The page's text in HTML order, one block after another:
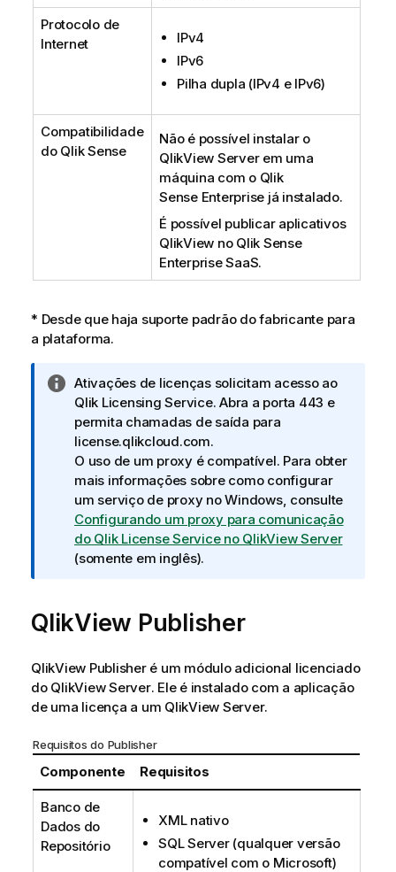
Protocolo de
Internet
IPv4
IPv6
Pilha dupla (IPv4 e IPv6)
Compatibilidade
do Qlik Sense
Não é possível instalar o
QlikView Serverem uma
máquina com o Qlik
Sense Enterprise já instalado.
É possível publicar aplicativos
QlikView no Qlik Sense
Enterprise SaaS.
* Desde que haja suporte padrão do fabricante para
a plataforma.
N
o
t
a
i
n
f
o
r
m
i
v
Ativações de licenças solicitam acesso ao
Qlik Licensing Service. Abra a porta 443 e
permita chamadas de saída para
license.qlikcloud.com.
O uso de um proxy é compatível. Para obter
mais informações sobre como configurar
um serviço de proxy no Windows, consulte
Configurando um proxy para comunicação
do Qlik License Service no QlikView Server
(somente em inglês).
QlikView Publisher
QlikView Publisheré um módulo adicional licenciado
do QlikView Server. Ele é instalado com a aplicação
de uma licença a um QlikView Server.
Requisitos do Publisher
Componente Requisitos
Banco de
Dados do
Repositório
XML nativo
SQL Server(qualquer versão
compatível com o Microsoft)